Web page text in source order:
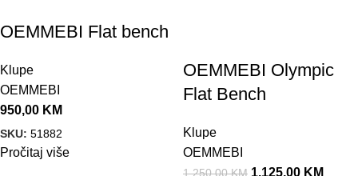
OEMMEBI Flat bench
Klupe
OEMMEBI
950,00 KM
SKU: 51882
Pročitaj više
OEMMEBI Olympic
Flat Bench
Klupe
OEMMEBI
1.250,00KM 1.125,00 KM